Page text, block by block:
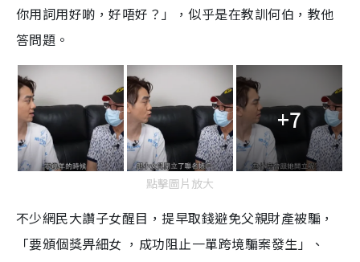
你用詞用好啲，好唔好？」，似乎是在教訓何伯，教他
答問題。
+7
點擊圖片放大
不少網民大讚子女醒目，提早取錢避免父親財產被騙，
「要頒個獎畀細女 ，成功阻止一單跨境騙案發生」、